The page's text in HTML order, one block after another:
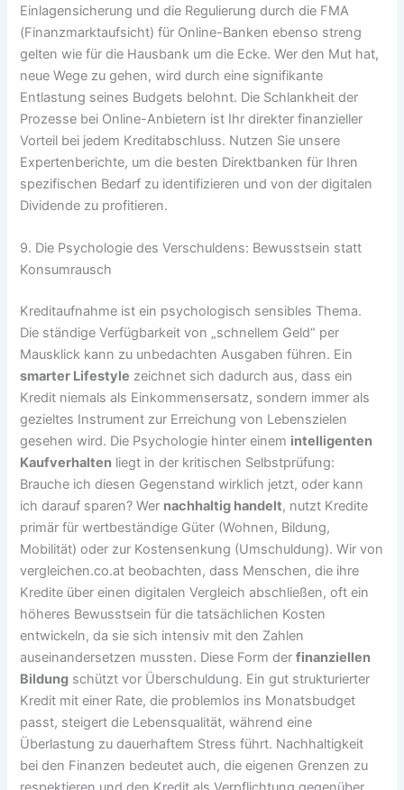
Einlagensicherung und die Regulierung durch die FMA
(Finanzmarktaufsicht) für Online-Banken ebenso streng
gelten wie für die Hausbank um die Ecke. Wer den Mut hat,
neue Wege zu gehen, wird durch eine signifikante
Entlastung seines Budgets belohnt. Die Schlankheit der
Prozesse bei Online-Anbietern ist Ihr direkter finanzieller
Vorteil bei jedem Kreditabschluss. Nutzen Sie unsere
Expertenberichte, um die besten Direktbanken für Ihren
spezifischen Bedarf zu identifizieren und von der digitalen
Dividende zu profitieren.
9. Die Psychologie des Verschuldens: Bewusstsein statt
Konsumrausch
Kreditaufnahme ist ein psychologisch sensibles Thema.
Die ständige Verfügbarkeit von „schnellem Geld“ per
Mausklick kann zu unbedachten Ausgaben führen. Ein
smarter Lifestyle zeichnet sich dadurch aus, dass ein
Kredit niemals als Einkommensersatz, sondern immer als
gezieltes Instrument zur Erreichung von Lebenszielen
gesehen wird. Die Psychologie hinter einem intelligenten
Kaufverhalten liegt in der kritischen Selbstprüfung:
Brauche ich diesen Gegenstand wirklich jetzt, oder kann
ich darauf sparen? Wer nachhaltig handelt, nutzt Kredite
primär für wertbeständige Güter (Wohnen, Bildung,
Mobilität) oder zur Kostensenkung (Umschuldung). Wir von
vergleichen.co.at beobachten, dass Menschen, die ihre
Kredite über einen digitalen Vergleich abschließen, oft ein
höheres Bewusstsein für die tatsächlichen Kosten
entwickeln, da sie sich intensiv mit den Zahlen
auseinandersetzen mussten. Diese Form derfinanziellen
Bildung schützt vor Überschuldung. Ein gut strukturierter
Kredit mit einer Rate, die problemlos ins Monatsbudget
passt, steigert die Lebensqualität, während eine
Überlastung zu dauerhaftem Stress führt. Nachhaltigkeit
bei den Finanzen bedeutet auch, die eigenen Grenzen zu